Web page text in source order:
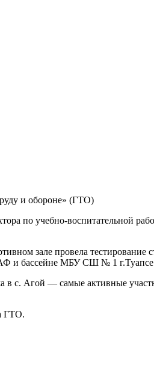
и обороне» (ГТО)
по учебно-воспитательной
зале провела тестирование
и бассейне МБУ СШ № 1
в с. Агой — самые активные
ГТО.